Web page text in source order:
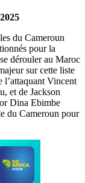
du Cameroun
pour la
dérouler au Maroc
sur cette liste
l’attaquant Vincent
et de Jackson
Dina Ebimbe
du Cameroun pour